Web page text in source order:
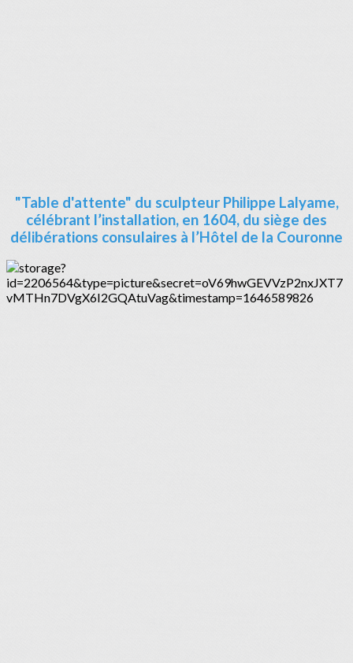
"Table d'attente" du sculpteur Philippe Lalyame,
célébrant l’installation, en 1604, du siège des
délibérations consulaires à l’Hôtel de la Couronne